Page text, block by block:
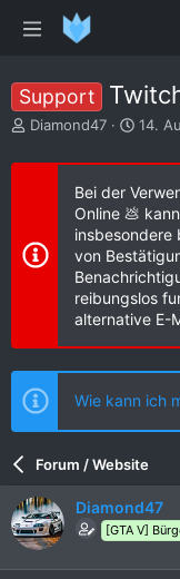
Support
E
s
l
e
Diamond47
E
s
t
e
l
l
t
a
m
14.
Bei der
Online 💩
insbesondere
von
reibungslos
alternative E-
Wie kann ich
Forum / Website
Diamond47
[GTA V]